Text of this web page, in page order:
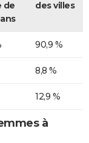
de
des villes
90,9 %
8,8 %
12,9 %
à